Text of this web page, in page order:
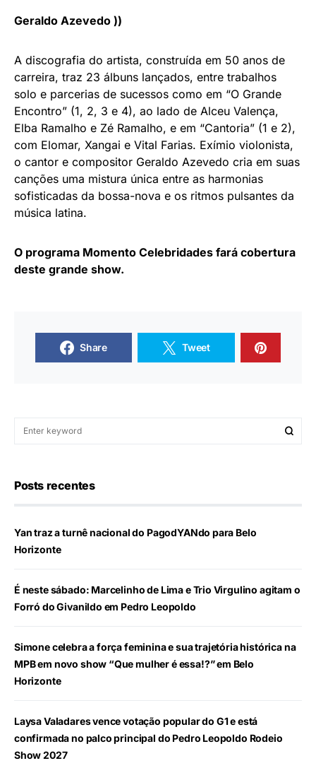
Geraldo Azevedo ))
A discografia do artista, construída em 50 anos de
carreira, traz 23 álbuns lançados, entre trabalhos
solo e parcerias de sucessos como em “O Grande
Encontro” (1, 2, 3 e 4), ao lado de Alceu Valença,
Elba Ramalho e Zé Ramalho, e em “Cantoria” (1 e 2),
com Elomar, Xangai e Vital Farias. Exímio violonista,
o cantor e compositor Geraldo Azevedo cria em suas
canções uma mistura única entre as harmonias
sofisticadas da bossa-nova e os ritmos pulsantes da
música latina.
O programa Momento Celebridades fará cobertura
deste grande show.
Share Tweet
Posts recentes
Yan traz a turnê nacional do PagodYANdo para Belo
Horizonte
É neste sábado: Marcelinho de Lima e Trio Virgulino agitam o
Forró do Givanildo em Pedro Leopoldo
Simone celebra a força feminina e sua trajetória histórica na
MPB em novo show “Que mulher é essa!?” em Belo
Horizonte
Laysa Valadares vence votação popular do G1 e está
confirmada no palco principal do Pedro Leopoldo Rodeio
Show 2027